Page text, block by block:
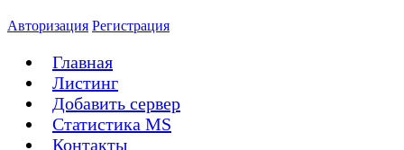
Авторизация Регистрация
Главная
Листинг
Добавить сервер
Статистика MS
Контакты